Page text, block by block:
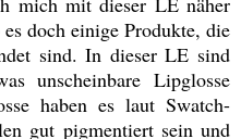
doch einige Produkte, die
sind. In dieser LE sind
unscheinbare Lipglosse
haben es laut Swatch-
gut pigmentiert sein und